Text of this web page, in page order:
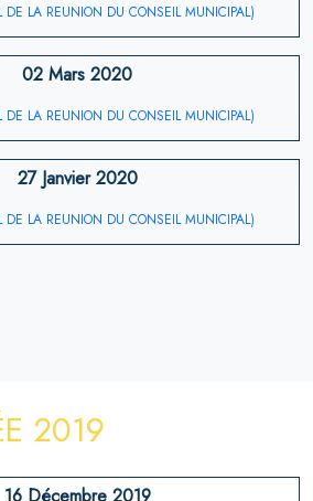
DE LA REUNION DU CONSEIL MUNICIPAL)
02 Mars 2020
DE LA REUNION DU CONSEIL MUNICIPAL)
27 Janvier 2020
DE LA REUNION DU CONSEIL MUNICIPAL)
2019
16 Décembre 2019